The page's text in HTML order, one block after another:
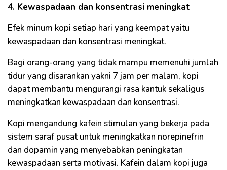
4. Kewaspadaan dan konsentrasi meningkat
Efek minum kopi setiap hari yang keempat yaitu
kewaspadaan dan konsentrasi meningkat.
Bagi orang-orang yang tidak mampu memenuhi jumlah
tidur yang disarankan yakni 7 jam per malam, kopi
dapat membantu mengurangi rasa kantuk sekaligus
meningkatkan kewaspadaan dan konsentrasi.
Kopi mengandung kafein stimulan yang bekerja pada
sistem saraf pusat untuk meningkatkan norepinefrin
dan dopamin yang menyebabkan peningkatan
kewaspadaan serta motivasi. Kafein dalam kopi juga